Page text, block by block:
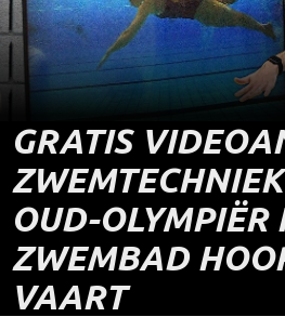
GRATIS
OUD-OLYMPIËR
ZWEMBAD
VAART